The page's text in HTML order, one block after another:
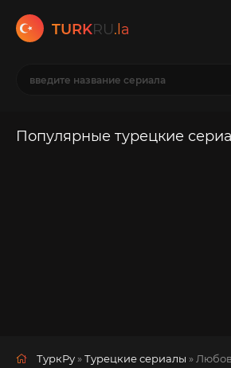
TURKRU.la
Популярные турецкие
ТуркРу »Турецкие сериалы »